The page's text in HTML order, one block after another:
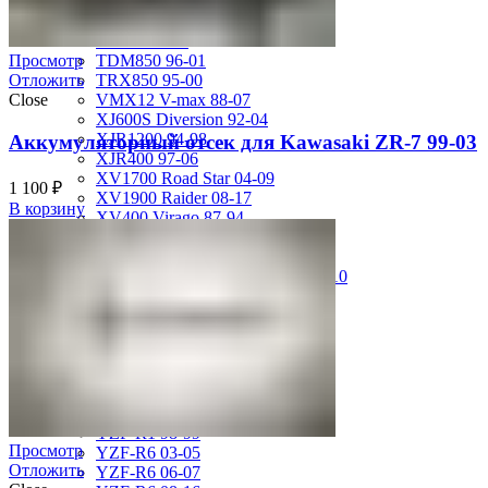
MT-01 05-09
TDM850 96-01
TRX850 95-00
VMX12 V-max 88-07
XJ600S Diversion 92-04
XJR1200 94-98
XJR400 97-06
XV1700 Road Star 04-09
XV1900 Raider 08-17
XV400 Virago 87-94
XVZ1300 Royal Star Venture 01-10
YZF-R1 00-01
YZF-R1 02-03
YZF-R1 98-99
YZF-R6 03-05
YZF-R6 06-07
Просмотр
Отложить
Close
Аккумуляторный отсек для Kawasaki ZR-7 99-03
1 100 ₽
В корзину
Просмотр
Отложить